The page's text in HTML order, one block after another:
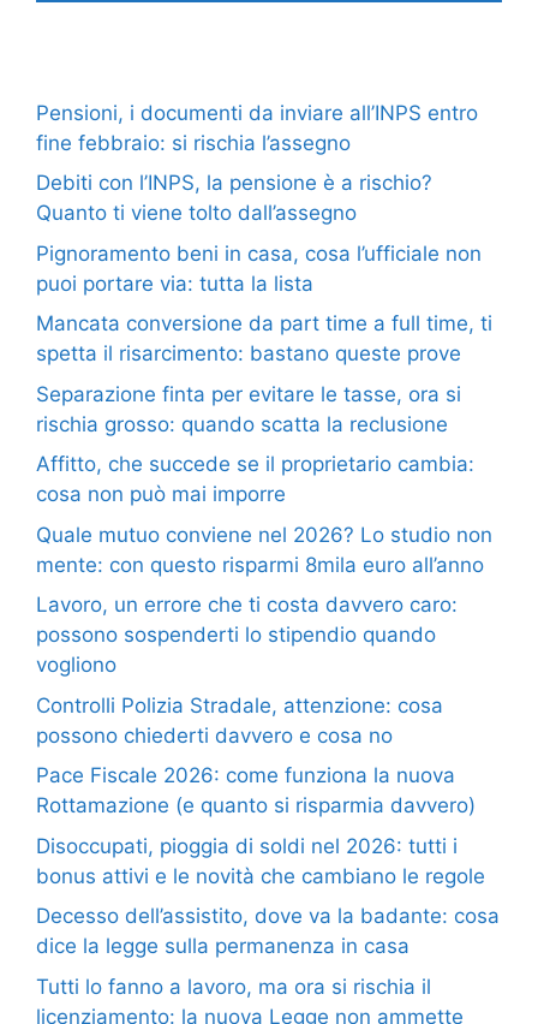
Pensioni, i documenti da inviare all’INPS entro
fine febbraio: si rischia l’assegno
Debiti con l’INPS, la pensione è a rischio?
Quanto ti viene tolto dall’assegno
Pignoramento beni in casa, cosa l’ufficiale non
puoi portare via: tutta la lista
Mancata conversione da part time a full time, ti
spetta il risarcimento: bastano queste prove
Separazione finta per evitare le tasse, ora si
rischia grosso: quando scatta la reclusione
Affitto, che succede se il proprietario cambia:
cosa non può mai imporre
Quale mutuo conviene nel 2026? Lo studio non
mente: con questo risparmi 8mila euro all’anno
Lavoro, un errore che ti costa davvero caro:
possono sospenderti lo stipendio quando
vogliono
Controlli Polizia Stradale, attenzione: cosa
possono chiederti davvero e cosa no
Pace Fiscale 2026: come funziona la nuova
Rottamazione (e quanto si risparmia davvero)
Disoccupati, pioggia di soldi nel 2026: tutti i
bonus attivi e le novità che cambiano le regole
Decesso dell’assistito, dove va la badante: cosa
dice la legge sulla permanenza in casa
Tutti lo fanno a lavoro, ma ora si rischia il
licenziamento: la nuova Legge non ammette